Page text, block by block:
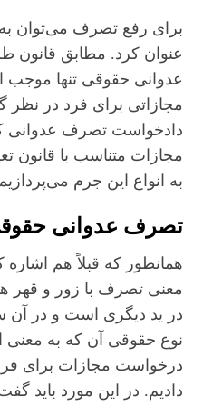
برای رفع تصرف می‌توان به
عنوان کرد. مطابق
عدوانی حقوقی تنها
مجازاتی برای فرد در نظر
دادخواست تصرف عدوانی
مجازات متناسب با قانون
به انواع این جرم
تصرف عدوانی
همانطور که قبلاً هم
معنی تصرف با زور و قهر
در ید دیگری است و در آن
نوع حقوقی آن که به معنی
درخواست مجازات برای
دادیم. در این مورد باید